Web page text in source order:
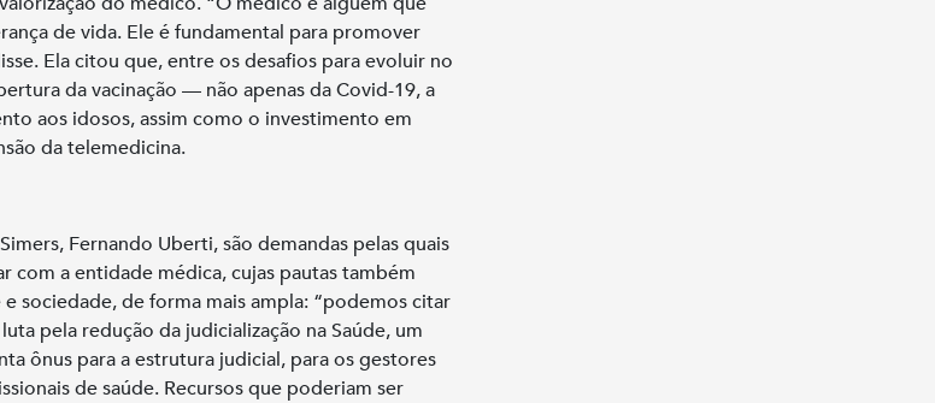
de vida. Ele é fundamental para promover
Ela citou que, entre os desafios para evoluir no
da vacinação — não apenas da Covid-19, a
aos idosos, assim como o investimento em
da telemedicina.
Fernando Uberti, são demandas pelas quais
com a entidade médica, cujas pautas também
sociedade, de forma mais ampla: “podemos citar
pela redução da judicialização na Saúde, um
ônus para a estrutura judicial, para os gestores
de saúde. Recursos que poderiam ser